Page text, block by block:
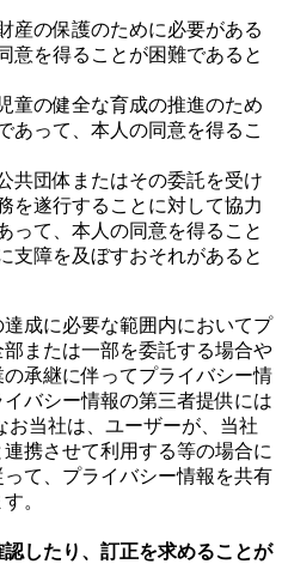
産の保護のために必要がある
意を得ることが困難であると
童の健全な育成の推進のため
あって、本人の同意を得るこ
共団体またはその委託を受け
を遂行することに対して協力
って、本人の同意を得ること
支障を及ぼすおそれがあると
成に必要な範囲内においてプ
または一部を委託する場合や
承継に伴ってプライバシー情
バシー情報の第三者提供には
お当社は、ユーザーが、当社
携させて利用する等の場合に
て、プライバシー情報を共有
。
したり、訂正を求めることが